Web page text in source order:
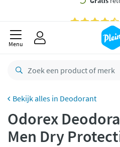
Bestelling uiterlijk
CO2 neutraal
Betaal
Menu
Deodorant
Odorex
Men Dry